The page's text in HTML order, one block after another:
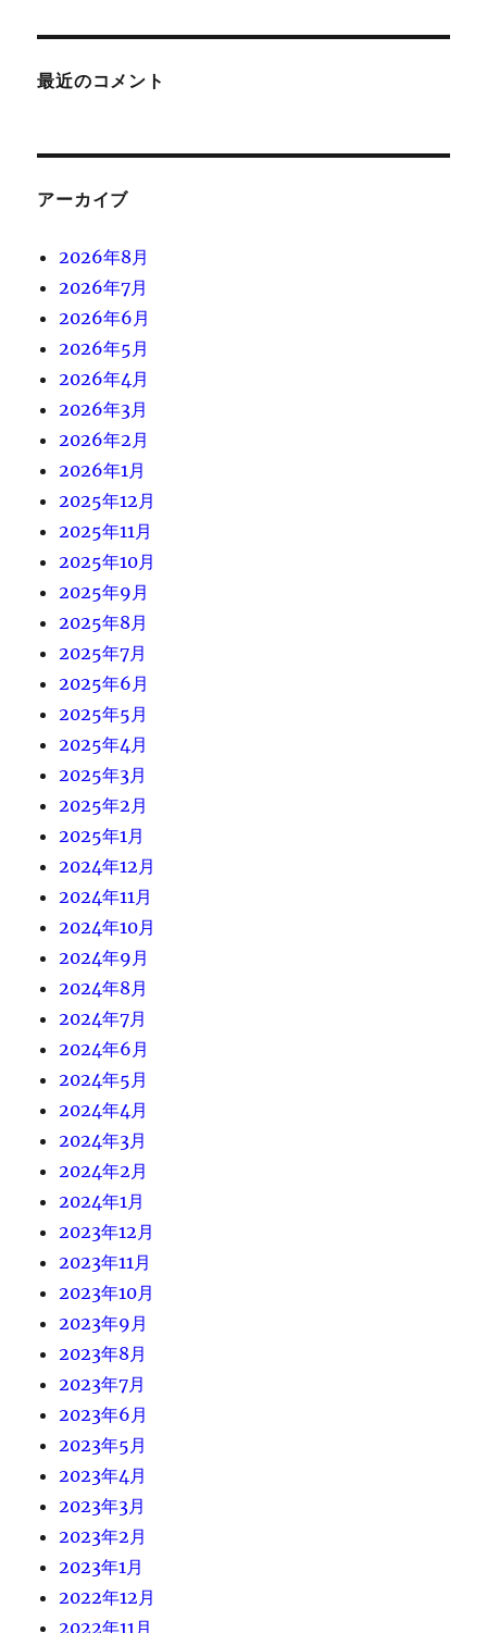
最近のコメント
アーカイブ
2026年8月
2026年7月
2026年6月
2026年5月
2026年4月
2026年3月
2026年2月
2026年1月
2025年12月
2025年11月
2025年10月
2025年9月
2025年8月
2025年7月
2025年6月
2025年5月
2025年4月
2025年3月
2025年2月
2025年1月
2024年12月
2024年11月
2024年10月
2024年9月
2024年8月
2024年7月
2024年6月
2024年5月
2024年4月
2024年3月
2024年2月
2024年1月
2023年12月
2023年11月
2023年10月
2023年9月
2023年8月
2023年7月
2023年6月
2023年5月
2023年4月
2023年3月
2023年2月
2023年1月
2022年12月
2022年11月